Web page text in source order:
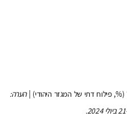
פילוח דתי של המגזר היהודי) |הערה: